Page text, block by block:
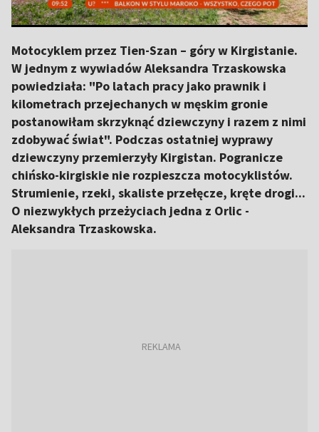
Motocyklem przez Tien-Szan – góry w Kirgistanie.
W jednym z wywiadów Aleksandra Trzaskowska
powiedziała: "Po latach pracy jako prawnik i
kilometrach przejechanych w męskim gronie
postanowiłam skrzyknąć dziewczyny i razem z nimi
zdobywać świat". Podczas ostatniej wyprawy
dziewczyny przemierzyły Kirgistan. Pogranicze
chińsko-kirgiskie nie rozpieszcza motocyklistów.
Strumienie, rzeki, skaliste przełęcze, kręte drogi...
O niezwykłych przeżyciach jedna z Orlic -
Aleksandra Trzaskowska.